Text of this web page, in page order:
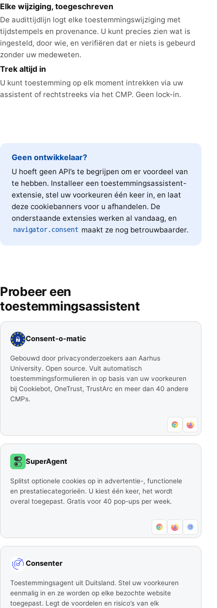
Elke wijziging, toegeschreven
De audittijdlijn logt elke toestemmingswijziging met
tijdstempels en provenance. U kunt precies zien wat is
ingesteld, door wie, en verifiëren dat er niets is gebeurd
zonder uw medeweten.
Trek altijd in
U kunt toestemming op elk moment intrekken via uw
assistent of rechtstreeks via het CMP. Geen lock-in.
Geen ontwikkelaar?
U hoeft geen API’s te begrijpen om er voordeel van
te hebben. Installeer een toestemmingsassistent-
extensie, stel uw voorkeuren één keer in, en laat
deze cookiebanners voor u afhandelen. De
onderstaande extensies werken al vandaag, en
navigator.consent maakt ze nog betrouwbaarder.
Probeer een
toestemmingsassistent
Consent-o-matic
Gebouwd door privacyonderzoekers aan Aarhus
University. Open source. Vult automatisch
toestemmingsformulieren in op basis van uw voorkeuren
bij Cookiebot, OneTrust, TrustArc en meer dan 40 andere
CMPs.
SuperAgent
Splitst optionele cookies op in advertentie-, functionele
en prestatiecategorieën. U kiest één keer, het wordt
overal toegepast. Gratis voor 40 pop-ups per week.
Consenter
Toestemmingsagent uit Duitsland. Stel uw voorkeuren
eenmalig in en ze worden op elke bezochte website
toegepast. Legt de voordelen en risico’s van elk